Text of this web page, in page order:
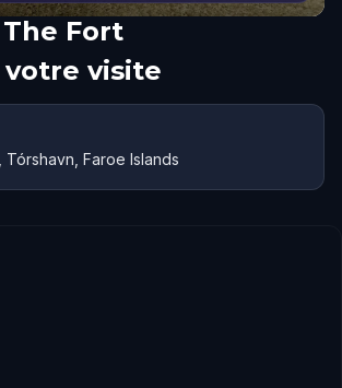
The Fort
votre visite
Faroe Islands